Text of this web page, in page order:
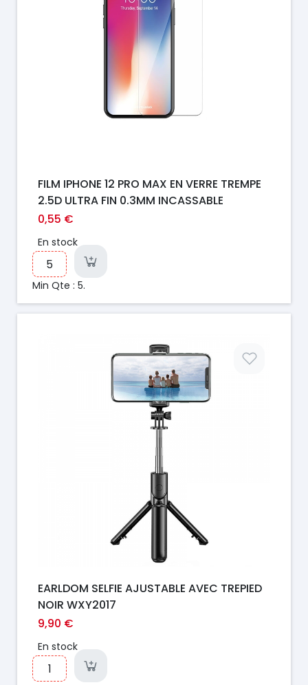
FILM IPHONE 12 PRO MAX EN VERRE TREMPE
2.5D ULTRA FIN 0.3MM INCASSABLE
0,55 €
En stock
Min Qte : 5.
EARLDOM SELFIE AJUSTABLE AVEC TREPIED
NOIR WXY2017
9,90 €
En stock